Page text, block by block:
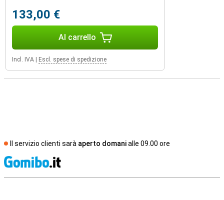
133,00 €
Al carrello
Incl. IVA Escl. spese di spedizione
Il servizio clienti sarà aperto domanialle 09.00 ore